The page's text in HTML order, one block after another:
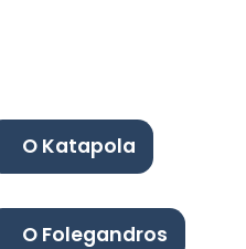
O Katapola
O Folegandros